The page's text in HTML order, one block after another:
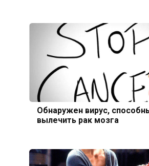
Обнаружен вирус,
вылечить рак мозга